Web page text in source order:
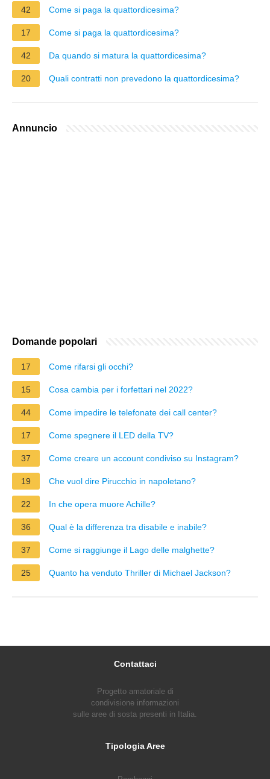
42 Come si paga la quattordicesima?
17 Come si paga la quattordicesima?
42 Da quando si matura la quattordicesima?
20 Quali contratti non prevedono la quattordicesima?
Annuncio
Domande popolari
17 Come rifarsi gli occhi?
15 Cosa cambia per i forfettari nel 2022?
44 Come impedire le telefonate dei call center?
17 Come spegnere il LED della TV?
37 Come creare un account condiviso su Instagram?
19 Che vuol dire Pirucchio in napoletano?
22 In che opera muore Achille?
36 Qual è la differenza tra disabile e inabile?
37 Come si raggiunge il Lago delle malghette?
25 Quanto ha venduto Thriller di Michael Jackson?
Contattaci
Progetto amatoriale di
condivisione informazioni
sulle aree di sosta presenti in Italia.
Tipologia Aree